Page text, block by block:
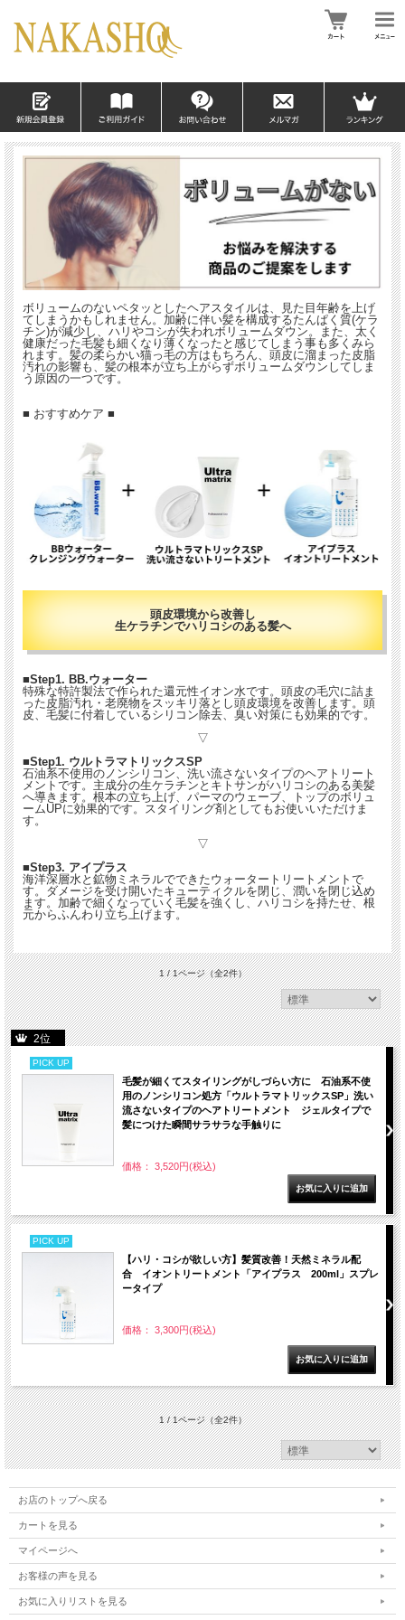
ボリュームのないペタッとしたヘアスタイルは、見た目年齢を上げ
てしまうかもしれません。加齢に伴い髪を構成するたんぱく質(ケラ
チン)が減少し、ハリやコシが失われボリュームダウン。また、太く
健康だった毛髪も細くなり薄くなったと感じてしまう事も多くみら
れます。髪の柔らかい猫っ毛の方はもちろん、頭皮に溜まった皮脂
汚れの影響も、髪の根本が立ち上がらずボリュームダウンしてしま
う原因の一つです。
■ おすすめケア ■
頭皮環境から改善し
生ケラチンでハリコシのある髪へ
■Step1. BB.ウォーター
特殊な特許製法で作られた還元性イオン水です。頭皮の毛穴に詰ま
った皮脂汚れ・老廃物をスッキリ落とし頭皮環境を改善します。頭
皮、毛髪に付着しているシリコン除去、臭い対策にも効果的です。
▽
■Step1. ウルトラマトリックスSP
石油系不使用のノンシリコン、洗い流さないタイプのヘアトリート
メントです。主成分の生ケラチンとキトサンがハリコシのある美髪
へ導きます。根本の立ち上げ、パーマのウェーブ、トップのボリュ
ームUPに効果的です。スタイリング剤としてもお使いいただけま
す。
▽
■Step3. アイプラス
海洋深層水と鉱物ミネラルでできたウォータートリートメントで
す。ダメージを受け開いたキューティクルを閉じ、潤いを閉じ込め
ます。加齢で細くなっていく毛髪を強くし、ハリコシを持たせ、根
元からふんわり立ち上げます。
1 / 1ページ（全2件）
2位
PICK UP
毛髪が細くてスタイリングがしづらい方に 石油系不使
用のノンシリコン処方「ウルトラマトリックスSP」洗い
流さないタイプのヘアトリートメント ジェルタイプで
髪につけた瞬間サラサラな手触りに
価格： 3,520円(税込)
PICK UP
【ハリ・コシが欲しい方】髪質改善！天然ミネラル配
合 イオントリートメント「アイプラス 200ml」スプレ
ータイプ
価格： 3,300円(税込)
1 / 1ページ（全2件）
お店のトップへ戻る
カートを見る
マイページへ
お客様の声を見る
お気に入りリストを見る